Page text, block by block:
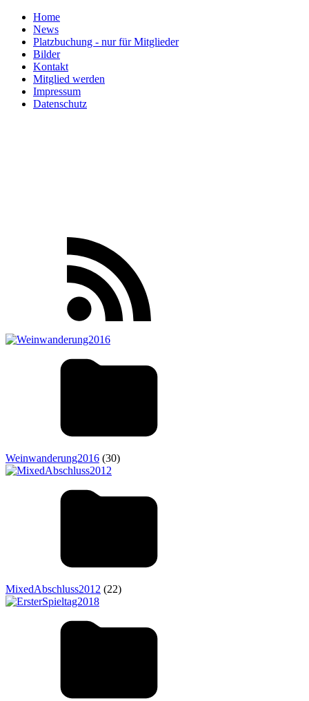
Home
News
Platzbuchung - nur für Mitglieder
Bilder
Kontakt
Mitglied werden
Impressum
Datenschutz
Weinwanderung2016 (30)
MixedAbschluss2012 (22)